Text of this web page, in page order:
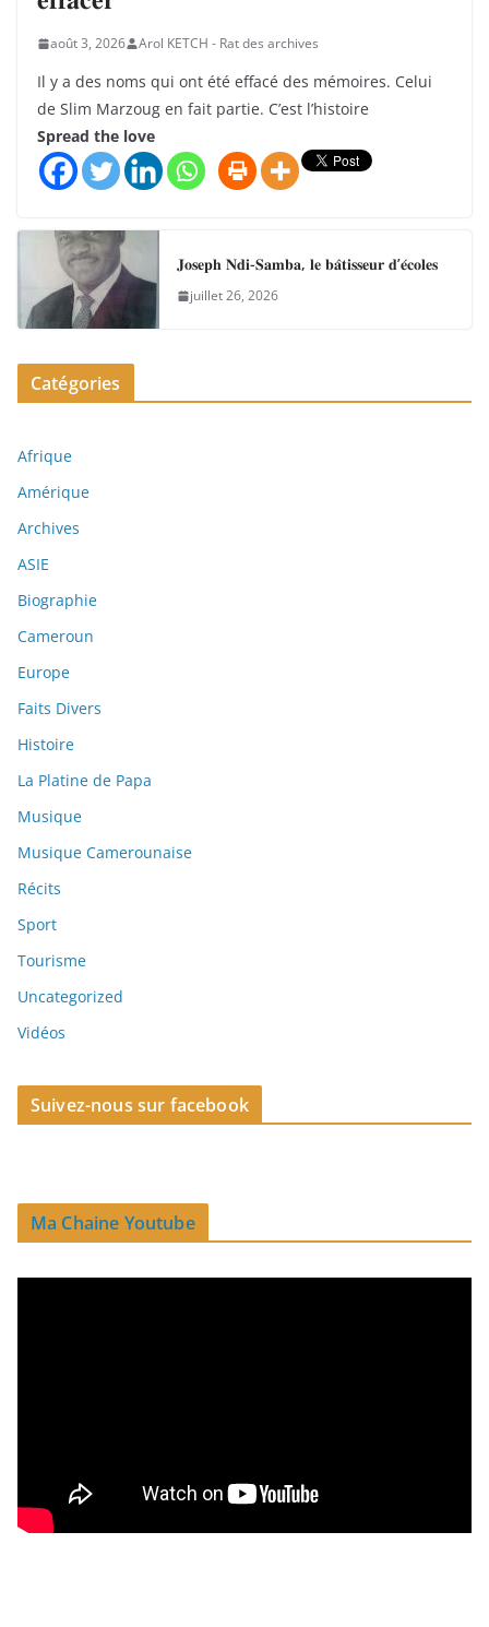
août 3, 2026 Arol KETCH - Rat des archives
Il y a des noms qui ont été effacé des mémoires. Celui
de Slim Marzoug en fait partie. C’est l’histoire
Spread the love
𝐉𝐨𝐬𝐞𝐩𝐡 𝐍𝐝𝐢-𝐒𝐚𝐦𝐛𝐚, 𝐥𝐞 𝐛𝐚̂𝐭𝐢𝐬𝐬𝐞𝐮𝐫 𝐝’𝐞́𝐜𝐨𝐥𝐞𝐬
juillet 26, 2026
Catégories
Afrique
Amérique
Archives
ASIE
Biographie
Cameroun
Europe
Faits Divers
Histoire
La Platine de Papa
Musique
Musique Camerounaise
Récits
Sport
Tourisme
Uncategorized
Vidéos
Suivez-nous sur facebook
Ma Chaine Youtube